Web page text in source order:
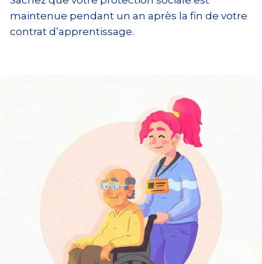
maintenue pendant un an après la fin de votre
contrat d’apprentissage.